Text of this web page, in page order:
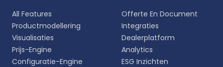
All Features
Productmodellering
Visualisaties
Prijs-Engine
Configuratie-Engine
Offerte En Document
Integraties
Dealerplatform
Analytics
ESG Inzichten